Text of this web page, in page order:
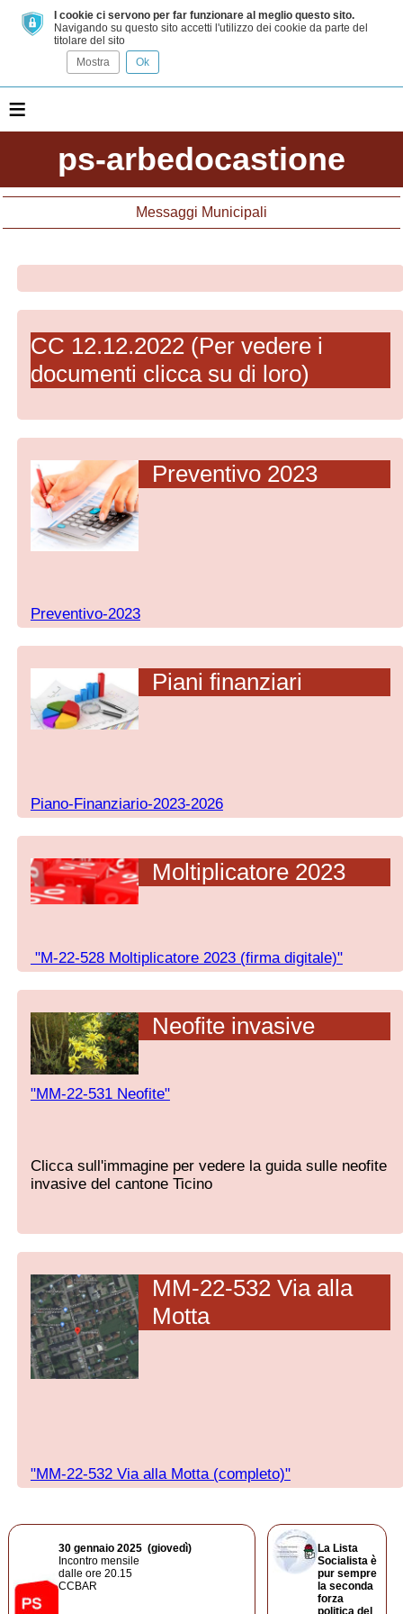
I cookie ci servono per far funzionare al meglio questo sito.
Navigando su questo sito accetti l'utilizzo dei cookie da parte del
titolare del sito
Mostra
Ok
≡
ps-arbedocastione
Messaggi Municipali
CC 12.12.2022 (Per vedere i
documenti clicca su di loro)
Preventivo 2023
Preventivo-2023
Piani finanziari
Piano-Finanziario-2023-2026
Moltiplicatore 2023
"M-22-528 Moltiplicatore 2023 (firma digitale)"
Neofite invasive
"MM-22-531 Neofite"
Clicca sull'immagine per vedere la guida sulle neofite
invasive del cantone Ticino
MM-22-532 Via alla
Motta
"MM-22-532 Via alla Motta (completo)"
30 gennaio2025 (giovedì)
Incontro mensile
dalle ore 20.15
CCBAR
La Lista
Socialista è
pur sempre
la seconda
forza
politica del